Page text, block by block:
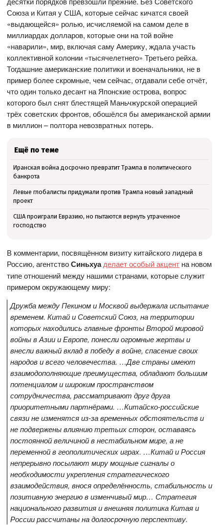
Союза и Китая у США, которые сейчас кичатся своей
«выдающейся» ролью, исчисляемой на самом деле в
миллиардах долларов, которые они на той войне
«наварили», мир, включая саму Америку, ждала участь
коллективной колонии «тысячелетнего» Третьего рейха.
Тогдашние американские политики и военачальники, не в
пример более скромные, чем сейчас, отдавали себе отчёт,
что один только десант на Японские острова, вопрос
которого был снят блестящей Маньчжурской операцией
трёх советских фронтов, обошёлся бы американской армии
в миллион – полтора невозвратных потерь.
Ещё по теме
Иранская война досрочно превратит Трампа в политического
банкрота
Левые глобалисты придумали против Трампа новый западный
проект
США проиграли Евразию, но пытаются вернуть утраченное
господство
В комментарии, посвящённом визиту китайского лидера в
Россию, агентствоСиньхуаделает особый акцент на новом
типе отношений между нашими странами, которые служит
примером окружающему миру:
Дружба между Пекином и Москвой выдержала испытание
временем. Китай и Советский Союз, на территории
которых находились главные фронты Второй мировой
войны в Азии и Европе, понесли огромные жертвы и
внесли важный вклад в победу в войне, спасение своих
народов и всего человечества. …Две страны имеют
взаимодополняющие преимущества, обладают большим
потенциалом и широким пространством
сотрудничества, рассматривают друг друга
приоритетными партнёрами. …Китайско-российские
связи не изменятся из-за временных обстоятельств и
не подвержены влиянию третьих сторон, оставаясь
постоянной величиной в нестабильном мире, а не
переменной в геополитических играх. …Китай и Россия
непрерывно посылают миру мощные сигналы о
необходимости укрепления стратегического
взаимодействия, внося определённость, стабильность и
позитивную энергию в изменчивый мир… Стратегия
национального развития и внешняя политика Китая и
России рассчитаны на долгосрочную перспективу.